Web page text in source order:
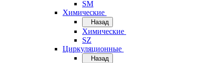
SM
Химические
Назад
Химические
SZ
Циркуляционные
Назад